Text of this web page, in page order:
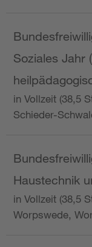
Soziales Jahr
in Vollzeit (38,5
Schieder-
Haustechnik
in Vollzeit (38,5
Worpswede,